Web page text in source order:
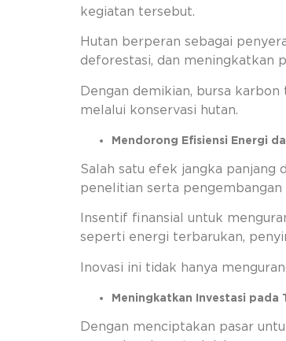
kegiatan tersebut.
Hutan berperan sebagai
deforestasi, dan meningkatkan
Dengan demikian, bursa
melalui konservasi hutan.
Mendorong Efisiensi Energi
Salah satu efek jangka panjang
penelitian serta pengembangan
Insentif finansial untuk
seperti energi terbarukan,
Inovasi ini tidak hanya
Meningkatkan Investasi pada
Dengan menciptakan pasar